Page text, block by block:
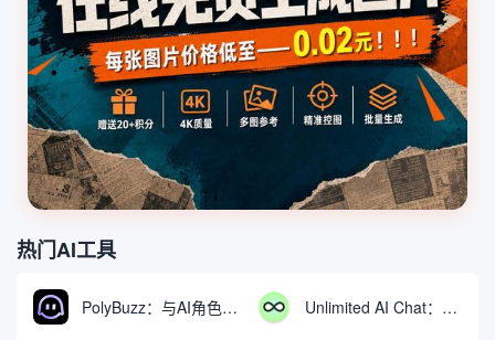
热门AI工具
PolyBuzz：与AI角色互动的免费聊天与角色扮演平台 Unlimited AI Chat：免费无限制的AI聊天工具